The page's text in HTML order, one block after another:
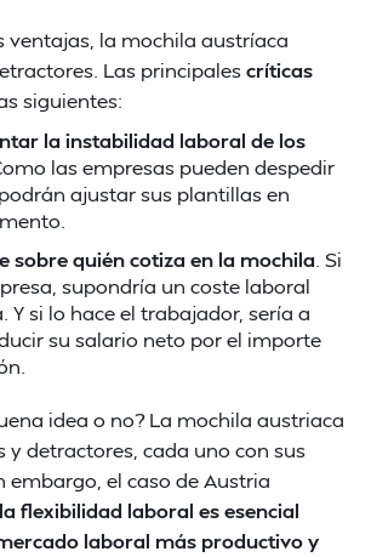
ventajas, la mochila austríaca
Las principalescríticas
siguientes:
la instabilidad laboral de los
las empresas pueden despedir
ajustar sus plantillas en
sobre quién cotiza en la mochila . Si
supondría un coste laboral
Y si lo hace el trabajador, sería a
su salario neto por el importe
idea o no? La mochila austriaca
y detractores, cada uno con sus
embargo, el caso de Austria
la flexibilidad laboral es esencial
laboral más productivo y